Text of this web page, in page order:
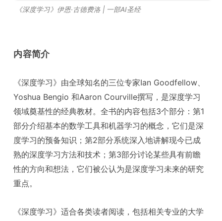
《深度学习》伊恩·古德费洛 | 一部AI圣经
内容简介
《深度学习》由全球知名的三位专家Ian Goodfellow、
Yoshua Bengio 和Aaron Courville撰写，是深度学习
领域奠基性的经典教材。全书的内容包括3个部分：第1
部分介绍基本的数学工具和机器学习的概念，它们是深
度学习的预备知识；第2部分系统深入地讲解现今已成
熟的深度学习方法和技术；第3部分讨论某些具有前瞻
性的方向和想法，它们被公认为是深度学习未来的研究
重点。
《深度学习》适合各类读者阅读，包括相关专业的大学